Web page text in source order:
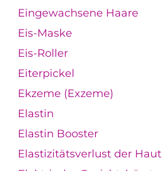
Eingewachsene Haare
Eis-Maske
Eis-Roller
Eiterpickel
Ekzeme (Exzeme)
Elastin
Elastin Booster
Elastizitätsverlust der Haut